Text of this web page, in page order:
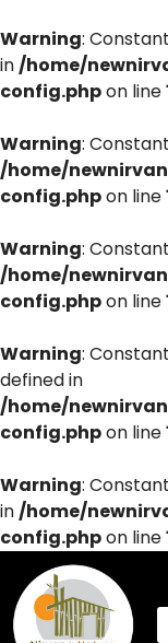
Warning:
in/home/
config.phpon line
Warning:
/home/
config.phpon line
Warning:
/home/
config.phpon line
Warning:
defined in
/home/
config.phpon line
Warning:
in/home/
config.phpon line